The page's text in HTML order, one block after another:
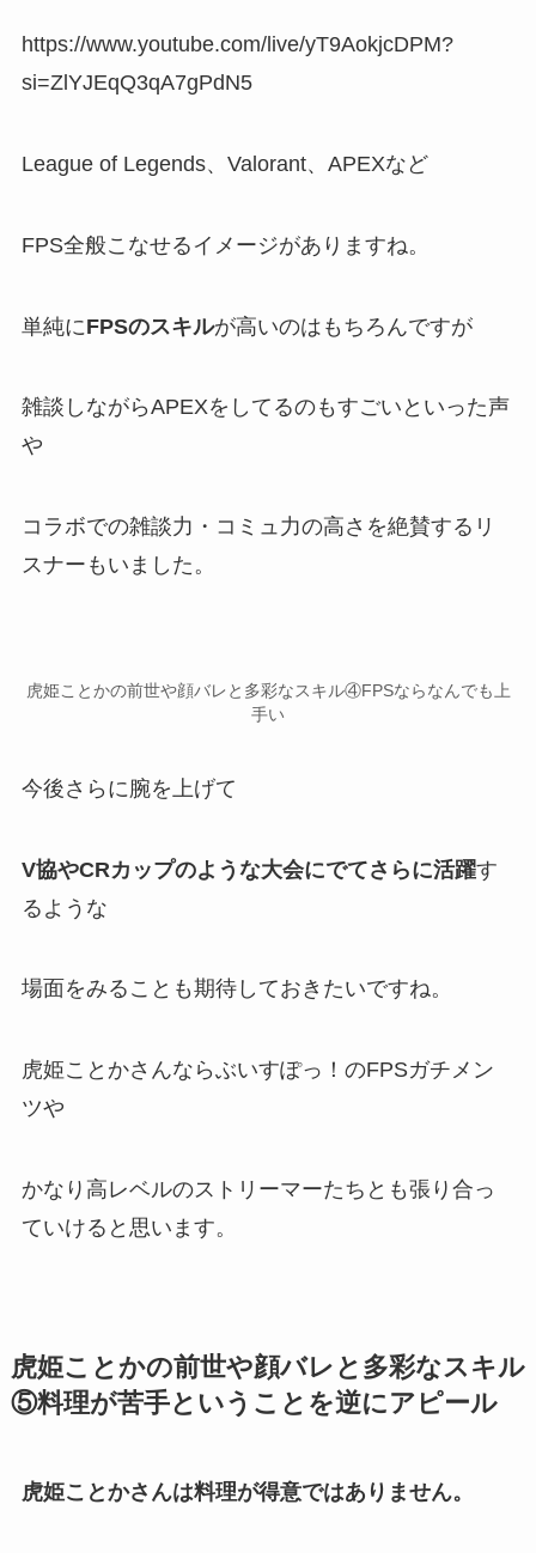
https://www.youtube.com/live/yT9AokjcDPM?
si=ZlYJEqQ3qA7gPdN5
League of Legends、Valorant、APEXなど
FPS全般こなせるイメージがありますね。
単純にFPSのスキルが高いのはもちろんですが
雑談しながらAPEXをしてるのもすごいといった声
や
コラボでの雑談力 ・ コミュ力の高さを絶賛するリ
スナーもいました。
虎姫ことかの前世や顔バレと多彩なスキル④FPSならなんでも上
手い
今後さらに腕を上げて
V協やCRカップのような大会にでてさらに活躍す
るような
場面をみることも期待しておきたいですね。
虎姫ことかさんならぶいすぽっ！のFPSガチメン
ツや
かなり高レベルのストリーマーたちとも張り合っ
ていける と思います。
虎姫ことかの前世や顔バレと多彩なスキル
⑤料理が苦手ということを逆にアピール
虎姫ことかさんは料理が得意ではありません。